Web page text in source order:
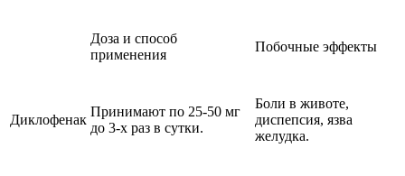
Доза и способ
применения
Побочные эффекты
Диклофенак
Принимают по 25-50 мг
до 3-х раз в сутки.
Боли в животе,
диспепсия, язва
желудка.